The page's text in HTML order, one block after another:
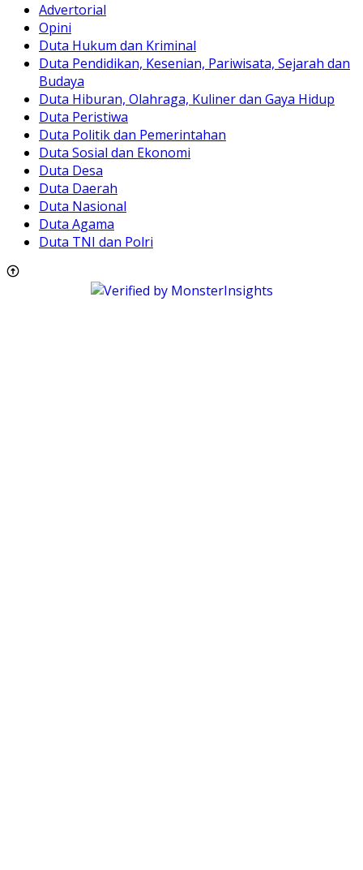
Advertorial
Opini
Duta Hukum dan Kriminal
Duta Pendidikan, Kesenian, Pariwisata, Sejarah dan
Budaya
Duta Hiburan, Olahraga, Kuliner dan Gaya Hidup
Duta Peristiwa
Duta Politik dan Pemerintahan
Duta Sosial dan Ekonomi
Duta Desa
Duta Daerah
Duta Nasional
Duta Agama
Duta TNI dan Polri